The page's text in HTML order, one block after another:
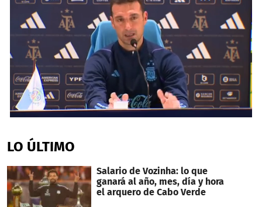
of
5
10
seconds
LO ÚLTIMO
Salario de Vozinha: lo que
ganará al año, mes, día y hora
el arquero de Cabo Verde